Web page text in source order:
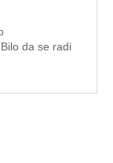
da se radi